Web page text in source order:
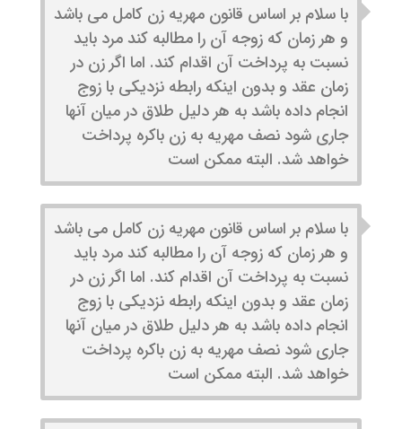
با سلام بر اساس قانون مهریه زن کامل می باشد
و هر زمان که زوجه آن را مطالبه کند مرد باید
نسبت به پرداخت آن اقدام کند. اما اگر زن در
زمان عقد و بدون اینکه رابطه نزدیکی با زوج
انجام داده باشد به هر دلیل طلاق در میان آنها
جاری شود نصف مهریه به زن باکره پرداخت
خواهد شد. البته ممکن است
با سلام بر اساس قانون مهریه زن کامل می باشد
و هر زمان که زوجه آن را مطالبه کند مرد باید
نسبت به پرداخت آن اقدام کند. اما اگر زن در
زمان عقد و بدون اینکه رابطه نزدیکی با زوج
انجام داده باشد به هر دلیل طلاق در میان آنها
جاری شود نصف مهریه به زن باکره پرداخت
خواهد شد. البته ممکن است